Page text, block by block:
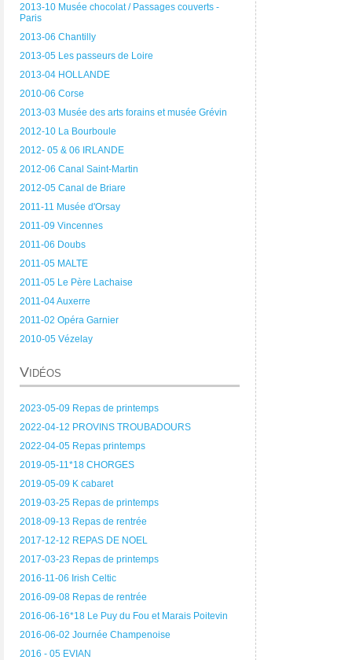
2013-10 Musée chocolat / Passages couverts -
Paris
2013-06 Chantilly
2013-05 Les passeurs de Loire
2013-04 HOLLANDE
2010-06 Corse
2013-03 Musée des arts forains et musée Grévin
2012-10 La Bourboule
2012- 05 & 06 IRLANDE
2012-06 Canal Saint-Martin
2012-05 Canal de Briare
2011-11 Musée d'Orsay
2011-09 Vincennes
2011-06 Doubs
2011-05 MALTE
2011-05 Le Père Lachaise
2011-04 Auxerre
2011-02 Opéra Garnier
2010-05 Vézelay
Vidéos
2023-05-09 Repas de printemps
2022-04-12 PROVINS TROUBADOURS
2022-04-05 Repas printemps
2019-05-11*18 CHORGES
2019-05-09 K cabaret
2019-03-25 Repas de printemps
2018-09-13 Repas de rentrée
2017-12-12 REPAS DE NOEL
2017-03-23 Repas de printemps
2016-11-06 Irish Celtic
2016-09-08 Repas de rentrée
2016-06-16*18 Le Puy du Fou et Marais Poitevin
2016-06-02 Journée Champenoise
2016 - 05 EVIAN